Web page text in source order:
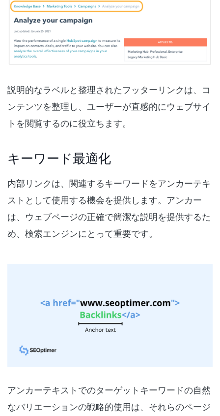
説明的なラベルと整理されたフッターリンクは、コ
ンテンツを整理し、ユーザーが直感的にウェブサイ
トを閲覧するのに役立ちます。
キーワード最適化
内部リンクは、関連するキーワードをアンカーテキ
ストとして使用する機会を提供します。アンカー
は、ウェブページの正確で簡潔な説明を提供するた
め、検索エンジンにとって重要です。
アンカーテキストでのターゲットキーワードの自然
なバリエーションの戦略的使用は、それらのページ